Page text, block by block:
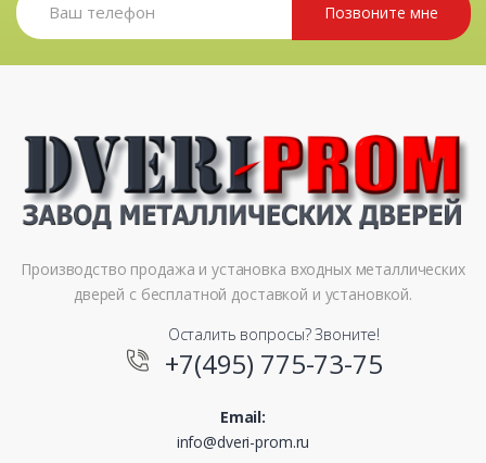
Позвоните мне
Производство продажа и установка входных металлических
дверей с бесплатной доставкой и установкой.
Осталить вопросы? Звоните!
+7(495) 775-73-75
Email:
info@dveri-prom.ru